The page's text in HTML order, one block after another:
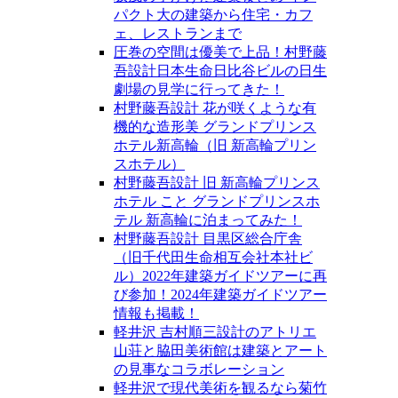
パクト大の建築から住宅・カフ
ェ、レストランまで
圧巻の空間は優美で上品！村野藤
吾設計日本生命日比谷ビルの日生
劇場の見学に行ってきた！
村野藤吾設計 花が咲くような有
機的な造形美 グランドプリンス
ホテル新高輪（旧 新高輪プリン
スホテル）
村野藤吾設計 旧 新高輪プリンス
ホテル こと グランドプリンスホ
テル 新高輪に泊まってみた！
村野藤吾設計 目黒区総合庁舎
（旧千代田生命相互会社本社ビ
ル）2022年建築ガイドツアーに再
び参加！2024年建築ガイドツアー
情報も掲載！
軽井沢 吉村順三設計のアトリエ
山荘と脇田美術館は建築とアート
の見事なコラボレーション
軽井沢で現代美術を観るなら菊竹